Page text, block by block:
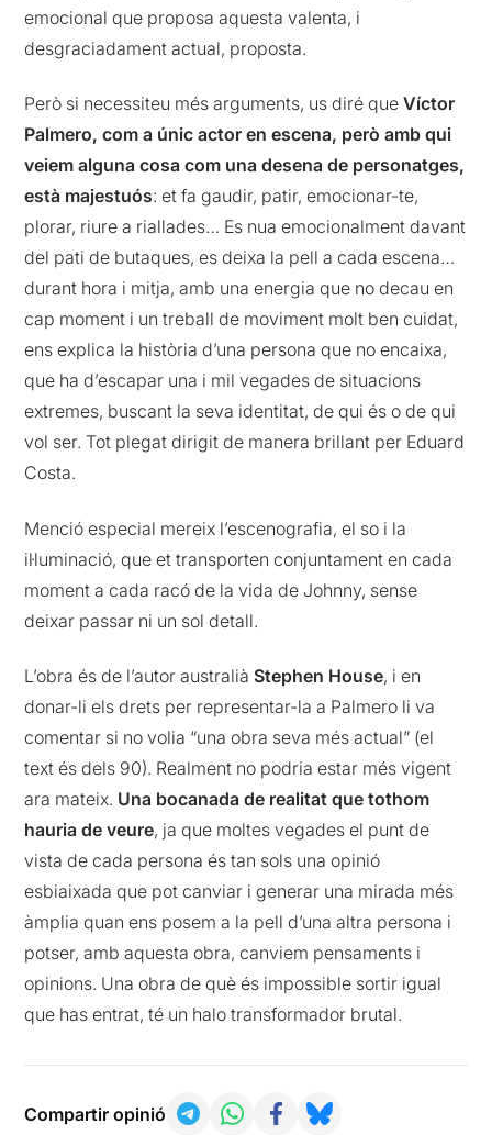
emocional que proposa aquesta valenta, i
desgraciadament actual, proposta.
Però si necessiteu més arguments, us diré queVíctor
Palmero, com a únic actor en escena, però amb qui
veiem alguna cosa com una desena de personatges,
està majestuós: et fa gaudir, patir, emocionar-te,
plorar, riure a riallades… Es nua emocionalment davant
del pati de butaques, es deixa la pell a cada escena…
durant hora i mitja, amb una energia que no decau en
cap moment i un treball de moviment molt ben cuidat,
ens explica la història d’una persona que no encaixa,
que ha d’escapar una i mil vegades de situacions
extremes, buscant la seva identitat, de qui és o de qui
vol ser. Tot plegat dirigit de manera brillant per Eduard
Costa.
Menció especial mereix l’escenografia, el so i la
il·luminació, que et transporten conjuntament en cada
moment a cada racó de la vida de Johnny, sense
deixar passar ni un sol detall.
L’obra és de l’autor australiàStephen House, i en
donar-li els drets per representar-la a Palmero li va
comentar si no volia “una obra seva més actual” (el
text és dels 90). Realment no podria estar més vigent
ara mateix. Una bocanada de realitat que tothom
hauria de veure, ja que moltes vegades el punt de
vista de cada persona és tan sols una opinió
esbiaixada que pot canviar i generar una mirada més
àmplia quan ens posem a la pell d’una altra persona i
potser, amb aquesta obra, canviem pensaments i
opinions. Una obra de què és impossible sortir igual
que has entrat, té un halo transformador brutal.
Compartir opinió